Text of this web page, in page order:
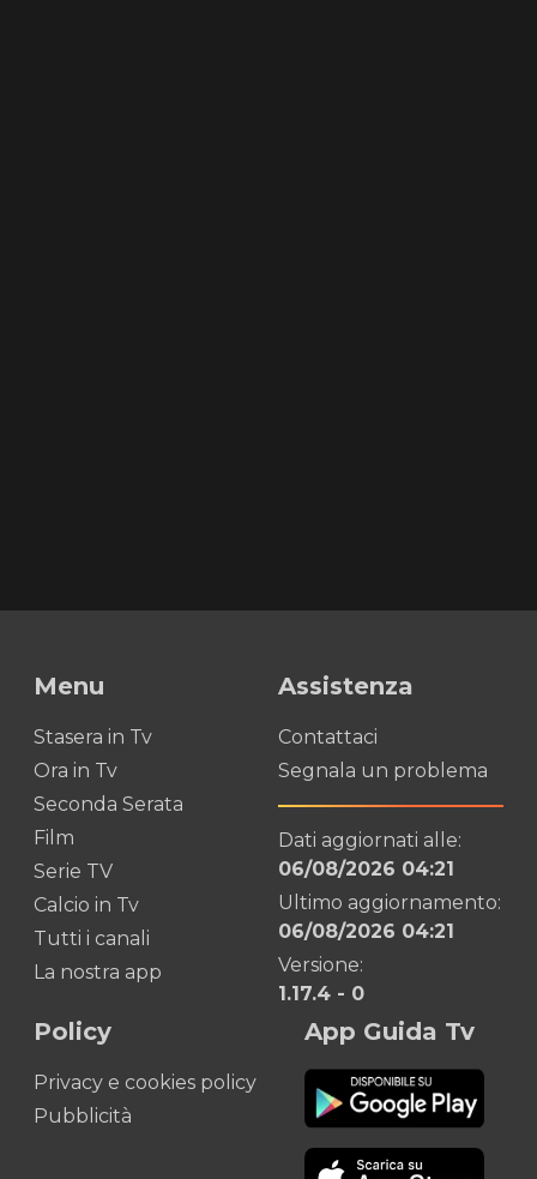
Menu
Stasera in Tv
Ora in Tv
Seconda Serata
Film
Serie TV
Calcio in Tv
Tutti i canali
La nostra app
Assistenza
Contattaci
Segnala un problema
Dati aggiornati alle:
06/08/2026 04:21
Ultimo aggiornamento:
06/08/2026 04:21
Versione:
1.17.4 - 0
Policy
Privacy e cookies policy
Pubblicità
App Guida Tv